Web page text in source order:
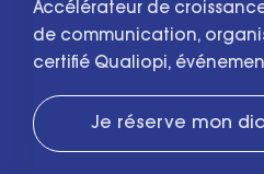
Accélérateur de
de communication,
certifié Qualiopi,
Je réserve mon